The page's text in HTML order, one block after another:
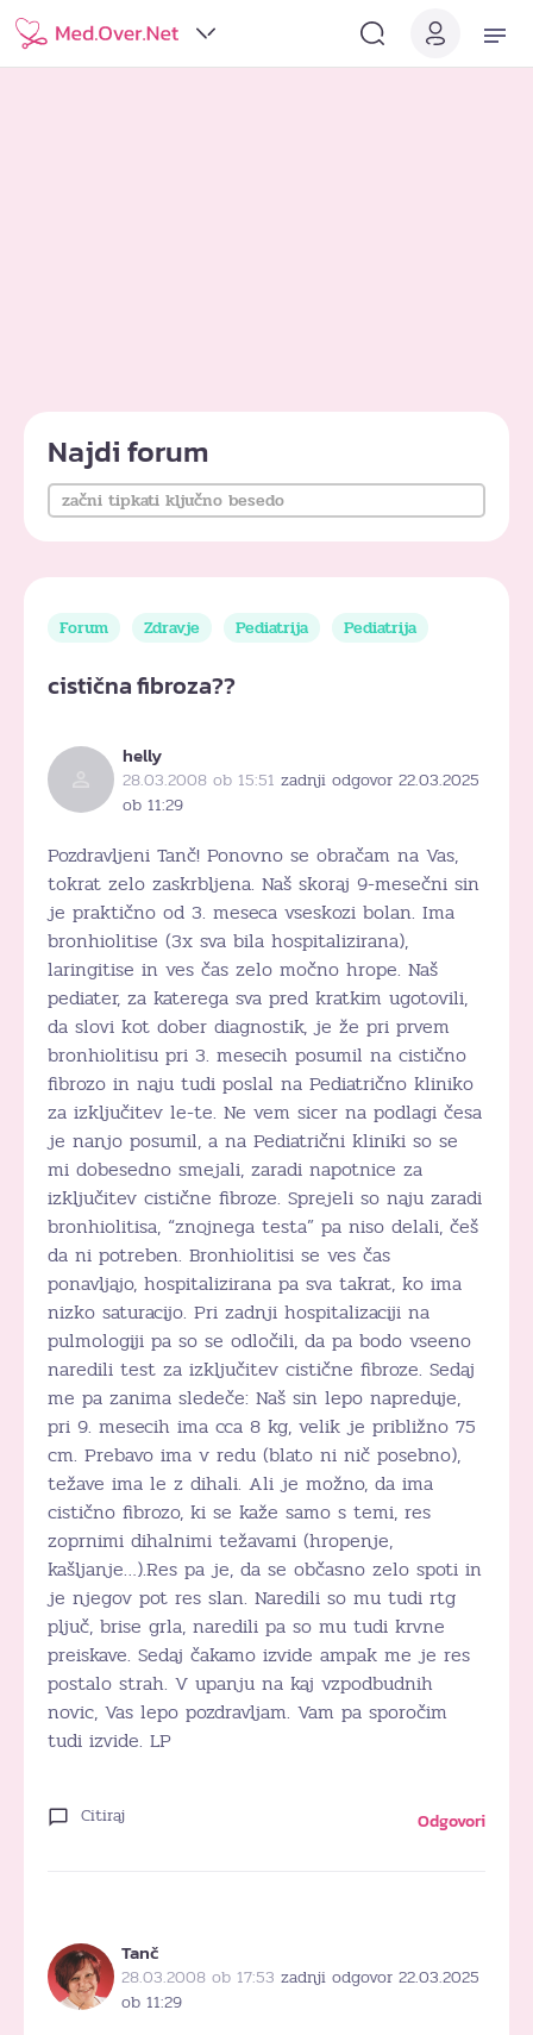
Najdi forum
Forum Zdravje Pediatrija Pediatrija
cistična fibroza??
helly
28.03.2008 ob 15:51 zadnji odgovor 22.03.2025
ob 11:29
Pozdravljeni Tanč! Ponovno se obračam na Vas,
tokrat zelo zaskrbljena. Naš skoraj 9-mesečni sin
je praktično od 3. meseca vseskozi bolan. Ima
bronhiolitise (3x sva bila hospitalizirana),
laringitise in ves čas zelo močno hrope. Naš
pediater, za katerega sva pred kratkim ugotovili,
da slovi kot dober diagnostik, je že pri prvem
bronhiolitisu pri 3. mesecih posumil na cistično
fibrozo in naju tudi poslal na Pediatrično kliniko
za izključitev le-te. Ne vem sicer na podlagi česa
je nanjo posumil, a na Pediatrični kliniki so se
mi dobesedno smejali, zaradi napotnice za
izključitev cistične fibroze. Sprejeli so naju zaradi
bronhiolitisa, “znojnega testa” pa niso delali, češ
da ni potreben. Bronhiolitisi se ves čas
ponavljajo, hospitalizirana pa sva takrat, ko ima
nizko saturacijo. Pri zadnji hospitalizaciji na
pulmologiji pa so se odločili, da pa bodo vseeno
naredili test za izključitev cistične fibroze. Sedaj
me pa zanima sledeče: Naš sin lepo napreduje,
pri 9. mesecih ima cca 8 kg, velik je približno 75
cm. Prebavo ima v redu (blato ni nič posebno),
težave ima le z dihali. Ali je možno, da ima
cistično fibrozo, ki se kaže samo s temi, res
zoprnimi dihalnimi težavami (hropenje,
kašljanje…).Res pa je, da se občasno zelo spoti in
je njegov pot res slan. Naredili so mu tudi rtg
pljuč, brise grla, naredili pa so mu tudi krvne
preiskave. Sedaj čakamo izvide ampak me je res
postalo strah. V upanju na kaj vzpodbudnih
novic, Vas lepo pozdravljam. Vam pa sporočim
tudi izvide. LP
Citiraj Odgovori
Tanč
28.03.2008 ob 17:53 zadnji odgovor 22.03.2025
ob 11:29